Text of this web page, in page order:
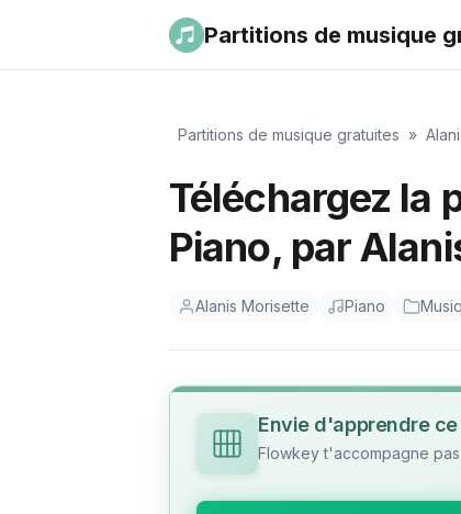
Partitions de musique
Partitions de musique gratuites »
Téléchargez la
Piano, par
Alanis Morisette Piano
Envie d'apprendre
Flowkey t'accompagne